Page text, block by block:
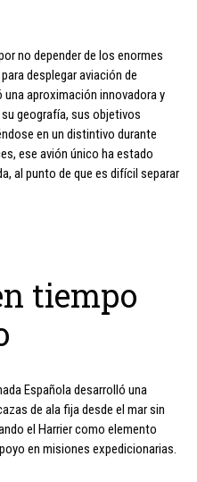
no depender de los enormes
desplegar aviación de
una aproximación innovadora y
geografía, sus objetivos
en un distintivo durante
ese avión único ha estado
al punto de que es difícil separar
tiempo
Española desarrolló una
de ala fija desde el mar sin
el Harrier como elemento
en misiones expedicionarias.